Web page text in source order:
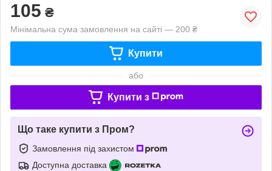
105 ₴
Мінімальна сума замовлення на сайті — 200 ₴
Купити
або
Купити з
Що таке купити з Пром?
Замовлення під захистом
Доступна доставка